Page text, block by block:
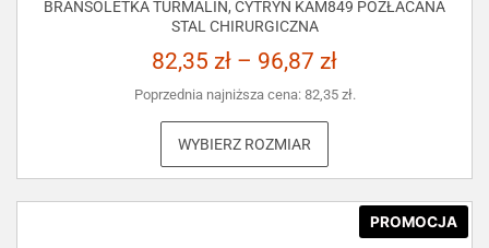
BRANSOLETKA TURMALIN, CYTRYN KAM849 POZŁACANA
STAL CHIRURGICZNA
82,35 zł – 96,87 zł
Poprzednia najniższa cena: 82,35 zł.
WYBIERZ ROZMIAR
PROMOCJA